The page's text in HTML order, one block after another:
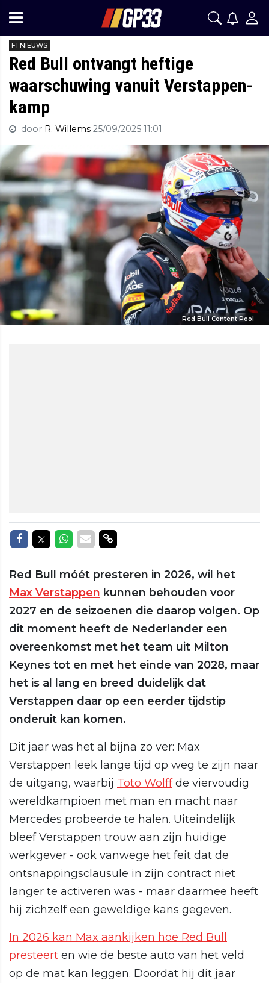
F1 NIEUWS
Red Bull ontvangt heftige
waarschuwing vanuit Verstappen-
kamp
door R. Willems 25/09/2025 11:01
Red Bull Content Pool
Delen op Facebook
Delen op Twitter
Delen op Whatsapp
Delen via Mail
Delen via link
Red Bull móét presteren in 2026, wil het
Max Verstappen kunnen behouden voor
2027 en de seizoenen die daarop volgen. Op
dit moment heeft de Nederlander een
overeenkomst met het team uit Milton
Keynes tot en met het einde van 2028, maar
het is al lang en breed duidelijk dat
Verstappen daar op een eerder tijdstip
onderuit kan komen.
Dit jaar was het al bijna zo ver: Max
Verstappen leek lange tijd op weg te zijn naar
de uitgang, waarbij Toto Wolffde viervoudig
wereldkampioen met man en macht naar
Mercedes probeerde te halen. Uiteindelijk
bleef Verstappen trouw aan zijn huidige
werkgever - ook vanwege het feit dat de
ontsnappingsclausule in zijn contract niet
langer te activeren was - maar daarmee heeft
hij zichzelf een geweldige kans gegeven.
In 2026 kan Max aankijken hoe Red Bull
presteert en wie de beste auto van het veld
op de mat kan leggen. Doordat hij dit jaar